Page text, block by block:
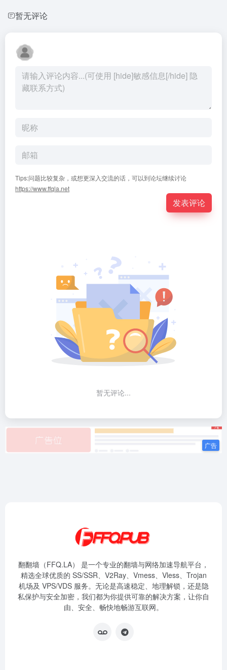
暂无评论
Tips:问题比较复杂，或想更深入交流的话，可以到论坛继续讨论
https://www.ffqla.net
发表评论
暂无评论...
翻翻墙（FFQ.LA） 是一个专业的翻墙与网络加速导航平台，
精选全球优质的 SS/SSR、V2Ray、Vmess、Vless、Trojan
机场及 VPS/VDS 服务。无论是高速稳定、地理解锁，还是隐
私保护与安全加密，我们都为你提供可靠的解决方案，让你自
由、安全、畅快地畅游互联网。